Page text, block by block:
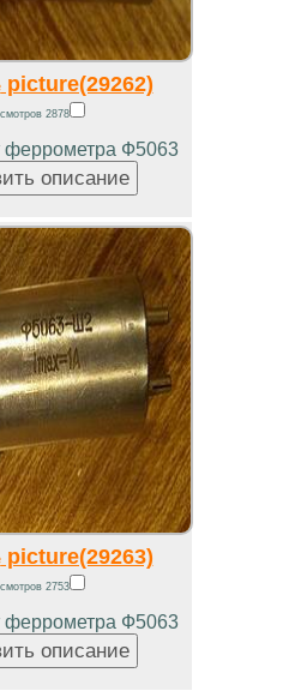
picture(29262)
2878
феррометра Ф5063
picture(29263)
2753
феррометра Ф5063